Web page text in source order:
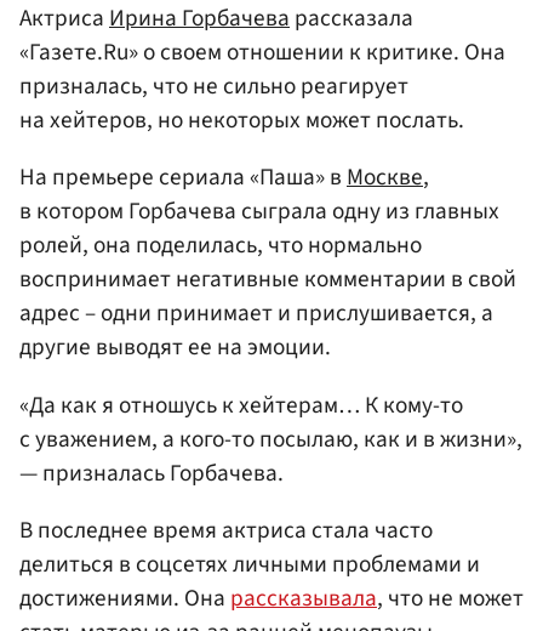
АктрисаИрина Горбачеварассказала
«Газете.Ru» о своем отношении к критике. Она
призналась, что не сильно реагирует
на хейтеров, но некоторых может послать.
На премьере сериала «Паша» вМоскве,
в котором Горбачева сыграла одну из главных
ролей, она поделилась, что нормально
воспринимает негативные комментарии в свой
адрес – одни принимает и прислушивается, а
другие выводят ее на эмоции.
«Да как я отношусь к хейтерам… К кому-то
с уважением, а кого-то посылаю, как и в жизни»,
— призналась Горбачева.
В последнее время актриса стала часто
делиться в соцсетях личными проблемами и
достижениями. Она рассказывала, что не может